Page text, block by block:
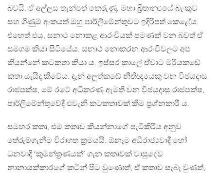
බවයි. ඒ අල්ලස තැන්පත් කෙරුණු, මහා බ්‍රිතාන්‍යයේ බැංකුව
සහ ගිණුම් අංකයත් ඔහු පාර්ලිමේන්තුවට ඉදිරිපත් කෙළේය.
එහෙත් එය, සනාථ නොකළ ආරංචියක් පමණක් වන බවත් ඒ
සමගම කියා සිටියේය. සනාථ නොකරන ආරංචිවලට අප
කියන්නේ කටකතා කියා ය. ඉස්සර කාලේ ඒවාට මරියකඬේ
කතා යැයිද කීවේය. දැන් අලුත්කඬේ නීතිඥයෙකු වන විජයදාස
රාජපක්ෂ, මේ රටේ අධිකරණ ඇමති වන විජයදාස රාජපක්ෂ,
පාර්ලිමේන්තුවේදී එවැනි කටකතාවක් කීම ප්‍රශ්නකාරී ය.
සමහර කතා, එම කතාව කියන්නාගේ පැටිකිරිය අනුව
තේරුම්ගැනීම චිරාගත ක්‍රමයයි. ඕනෑම අධිරාජ්‍යවාදී හෝ
ධනවාදී ‘කුමන්ත්‍රණයක්’ ගැන කතාවක් වාසුදේව
නානායක්කාරගේ කටින් පිට වුණොත්, ඒ කතාව සැබෑ වුණත්,